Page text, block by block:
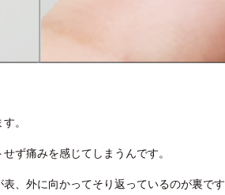
。
ず痛みを感じてしまうんです。
、外に向かってそり返っているのが裏です